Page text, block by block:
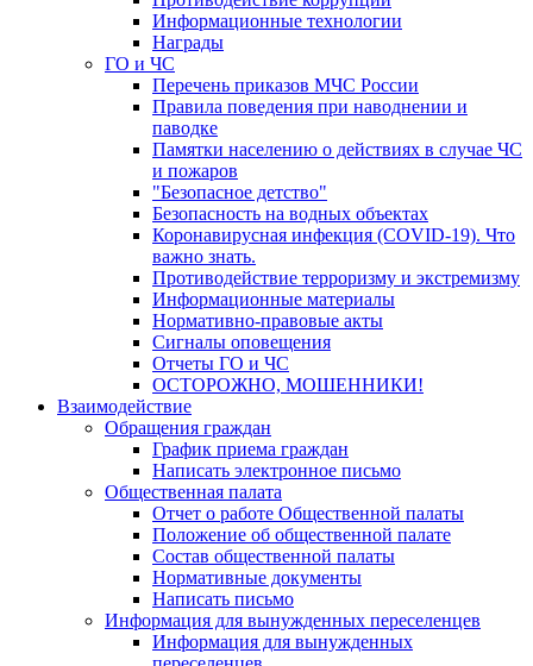
Информационные технологии
Награды
ГО и ЧС
Перечень приказов МЧС России
Правила поведения при наводнении и
паводке
Памятки населению о действиях в случае ЧС
и пожаров
"Безопасное детство"
Безопасность на водных объектах
Коронавирусная инфекция (COVID-19). Что
важно знать.
Противодействие терроризму и экстремизму
Информационные материалы
Нормативно-правовые акты
Сигналы оповещения
Отчеты ГО и ЧС
ОСТОРОЖНО, МОШЕННИКИ!
Взаимодействие
Обращения граждан
График приема граждан
Написать электронное письмо
Общественная палата
Отчет о работе Общественной палаты
Положение об общественной палате
Состав общественной палаты
Нормативные документы
Написать письмо
Информация для вынужденных переселенцев
Информация для вынужденных